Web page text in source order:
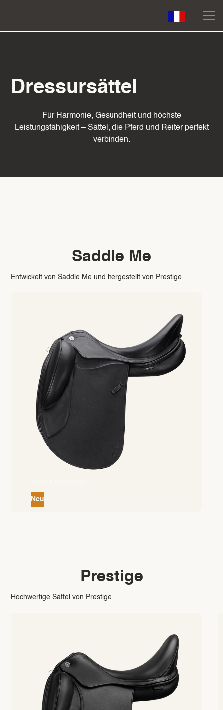
Dressursättel
Für Harmonie, Gesundheit und höchste
Leistungsfähigkeit – Sättel, die Pferd und Reiter perfekt
verbinden.
Saddle Me
Entwickelt von Saddle Me und hergestellt von Prestige
Neu
Prestige
Hochwertige Sättel von Prestige